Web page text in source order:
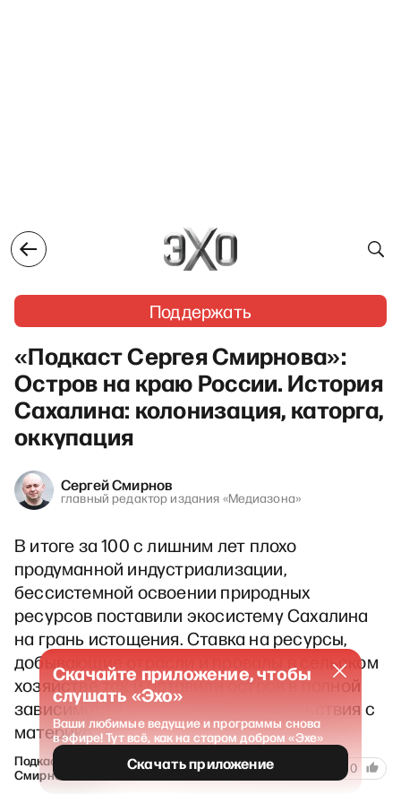
Поддержать
«Подкаст Сергея Смирнова»:
Остров на краю России. История
Сахалина: колонизация, каторга,
оккупация
Сергей Смирнов
главный редактор издания «Медиазона»
В итоге за 100 с лишним лет плохо
продуманной индустриализации,
бессистемной освоении природных
ресурсов поставили экосистему Сахалина
на грань истощения. Ставка на ресурсы,
добывающие отрасли и провалы в сельском
хозяйстве так и оставили остров в полной
зависимости от поставок продовольствия с
материка…
Подкаст Сергея
Смирнова
5 января 2025 1171 0
Скачайте приложение, чтобы
слушать «Эхо»
Ваши любимые ведущие и программы снова
в эфире! Тут всё, как на старом добром «Эхе»
Скачать приложение